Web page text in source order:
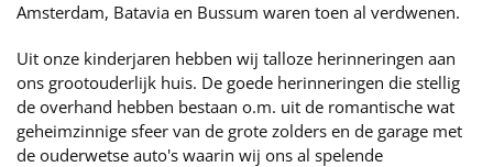
Amsterdam, Batavia en Bussum waren toen al verdwenen.
Uit onze kinderjaren hebben wij talloze herinneringen aan
ons grootouderlijk huis. De goede herinneringen die stellig
de overhand hebben bestaan o.m. uit de romantische wat
geheimzinnige sfeer van de grote zolders en de garage met
de ouderwetse auto's waarin wij ons al spelende